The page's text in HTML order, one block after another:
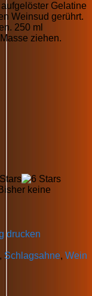
Gelatine
Weinsud gerührt.
250 ml
ziehen.
keine
drucken
, Schlagsahne, Wein